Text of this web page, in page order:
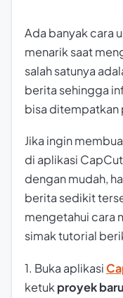
Ada banyak cara
menarik saat
salah satunya
berita sehingga
bisa ditempatkan
Jika ingin
di aplikasi
dengan mudah,
berita sedikit
mengetahui cara
simak tutorial
1. Buka aplikasi
ketuk proyek baru